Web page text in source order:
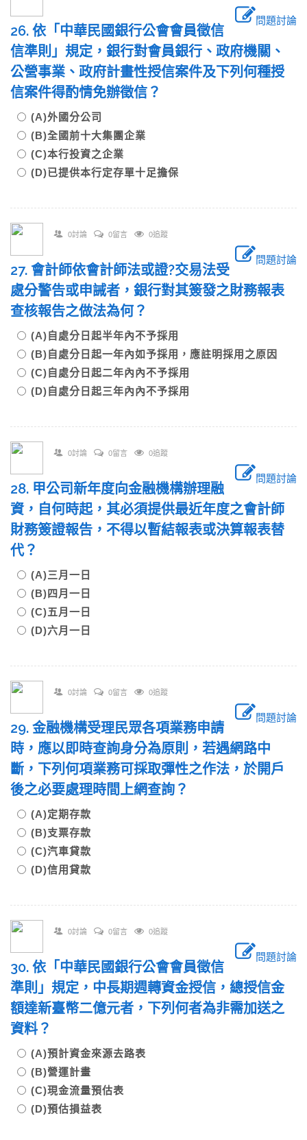
問題討論
26. 依「中華民國銀行公會會員徵信
信準則」規定，銀行對會員銀行、政府機關、
公營事業、政府計畫性授信案件及下列何種授
信案件得酌情免辦徵信？
(A)外國分公司
(B)全國前十大集團企業
(C)本行投資之企業
(D)已提供本行定存單十足擔保
0討論 0留言 0追蹤
問題討論
27. 會計師依會計師法或證?交易法受
處分警告或申誡者，銀行對其簽發之財務報表
查核報告之做法為何？
(A)自處分日起半年內不予採用
(B)自處分日起一年內如予採用，應註明採用之原因
(C)自處分日起二年內內不予採用
(D)自處分日起三年內內不予採用
0討論 0留言 0追蹤
問題討論
28. 甲公司新年度向金融機構辦理融
資，自何時起，其必須提供最近年度之會計師
財務簽證報告，不得以暫結報表或決算報表替
代？
(A)三月一日
(B)四月一日
(C)五月一日
(D)六月一日
0討論 0留言 0追蹤
問題討論
29. 金融機構受理民眾各項業務申請
時，應以即時查詢身分為原則，若遇網路中
斷，下列何項業務可採取彈性之作法，於開戶
後之必要處理時間上網查詢？
(A)定期存款
(B)支票存款
(C)汽車貸款
(D)信用貸款
0討論 0留言 0追蹤
問題討論
30. 依「中華民國銀行公會會員徵信
準則」規定，中長期週轉資金授信，總授信金
額達新臺幣二億元者，下列何者為非需加送之
資料？
(A)預計資金來源去路表
(B)營運計畫
(C)現金流量預估表
(D)預估損益表